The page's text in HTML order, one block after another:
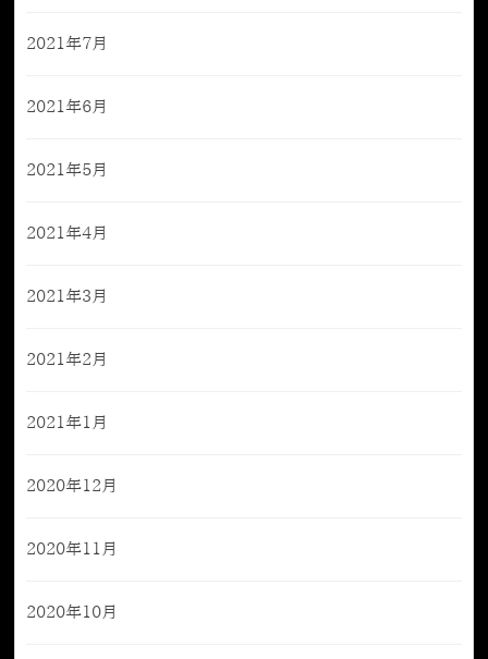
2021年7月
2021年6月
2021年5月
2021年4月
2021年3月
2021年2月
2021年1月
2020年12月
2020年11月
2020年10月